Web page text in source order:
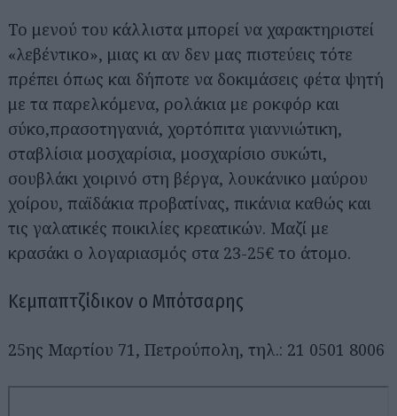
Το μενού του κάλλιστα μπορεί να χαρακτηριστεί
«λεβέντικο», μιας κι αν δεν μας πιστεύεις τότε
πρέπει όπως και δήποτε να δοκιμάσεις φέτα ψητή
με τα παρελκόμενα, ρολάκια με ροκφόρ και
σύκο,πρασοτηγανιά, χορτόπιτα γιαννιώτικη,
σταβλίσια μοσχαρίσια, μοσχαρίσιο συκώτι,
σουβλάκι χοιρινό στη βέργα, λουκάνικο μαύρου
χοίρου, παϊδάκια προβατίνας, πικάνια καθώς και
τις γαλατικές ποικιλίες κρεατικών. Μαζί με
κρασάκι ο λογαριασμός στα 23-25€ το άτομο.
Κεμπαπτζίδικον ο Μπότσαρης
25ης Μαρτίου 71, Πετρούπολη, τηλ.: 21 0501 8006